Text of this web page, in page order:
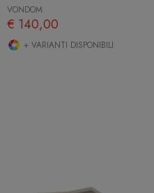
VONDOM
€ 140,00
+ VARIANTI DISPONIBILI